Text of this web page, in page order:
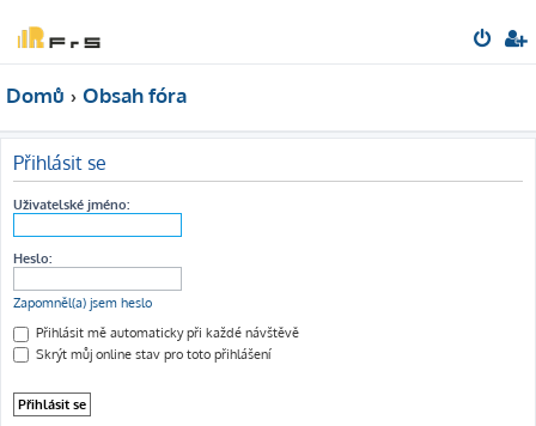
Domů Obsah fóra
Přihlásit se
Uživatelské jméno:
Heslo:
Zapomněl(a) jsem heslo
Přihlásit mě automaticky při každé návštěvě
Skrýt můj online stav pro toto přihlášení